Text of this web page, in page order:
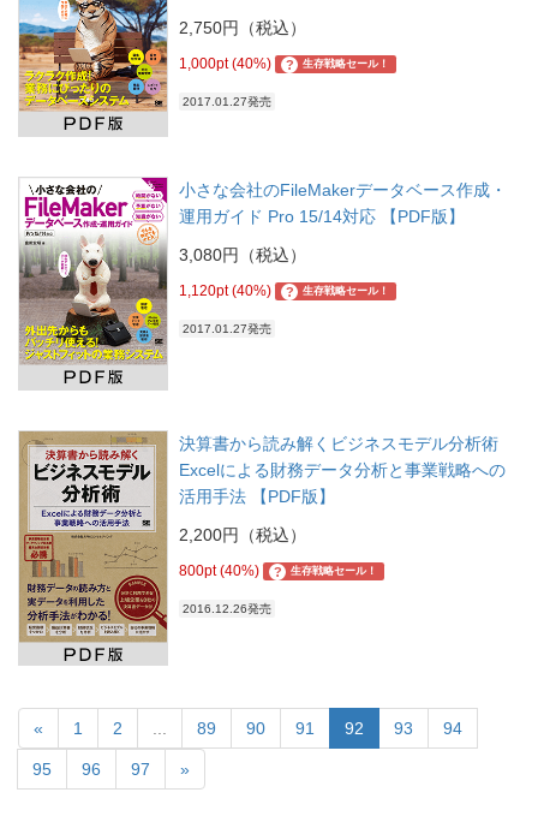
2,750円（税込）
1,000pt (40%) ? 生存戦略セール！
2017.01.27発売
小さな会社のFileMakerデータベース作成・
運用ガイド Pro 15/14対応 【PDF版】
3,080円（税込）
1,120pt (40%) ? 生存戦略セール！
2017.01.27発売
決算書から読み解くビジネスモデル分析術
Excelによる財務データ分析と事業戦略への
活用手法 【PDF版】
2,200円（税込）
800pt (40%) ? 生存戦略セール！
2016.12.26発売
« 1 2 89 90 91 92 93 94
95 96 97 »